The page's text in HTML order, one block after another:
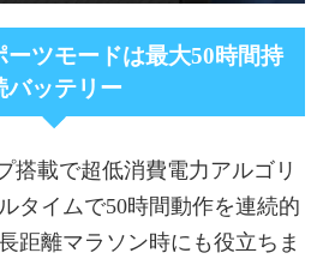
ーツモードは最大50時間持
バッテリー
搭載で超低消費電力アルゴリ
タイムで50時間動作を連続的
距離マラソン時にも役立ちま